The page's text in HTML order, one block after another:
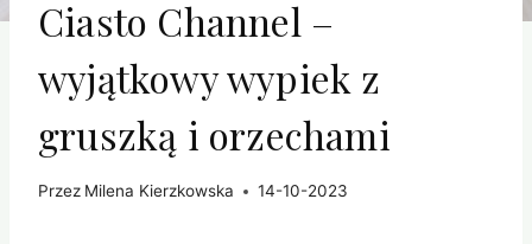
Ciasto Channel –
wyjątkowy wypiek z
gruszką i orzechami
Przez Milena Kierzkowska 14-10-2023